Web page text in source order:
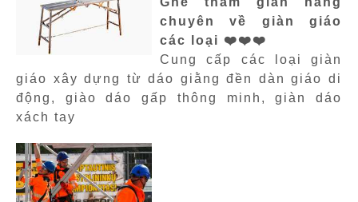
chuyên về giàn giáo
các loại ❤️❤️❤️
Cung cấp các loại giàn
giáo xây dựng từ dáo giằng đền dàn giáo di
động, giào dáo gấp thông minh, giàn dáo
xách tay